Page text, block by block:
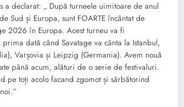
a declarat: „ După turneele uimitoare de anul
Sud și Europa, sunt FOARTE încântat de
2026 în Europa. Acest turneu va fi
dată când Savatage va cânta la Istanbul,
Varșovia și Leipzig (Germania). Avem nouă
până acum, alături de o serie de festivaluri.
pe toți acolo facand zgomot și sărbătorind